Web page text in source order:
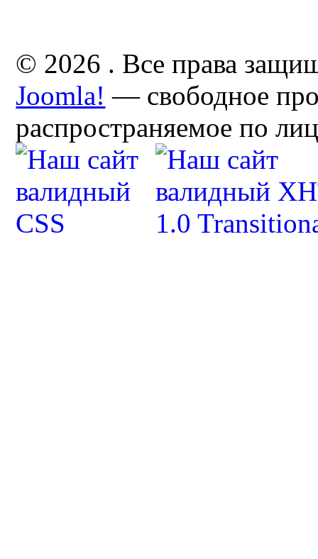
© 2026 . Все права
Joomla! — свободное
распространяемое по